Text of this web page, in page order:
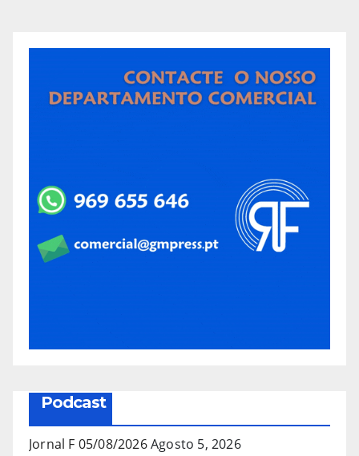
Podcast
Jornal F 05/08/2026Agosto 5, 2026